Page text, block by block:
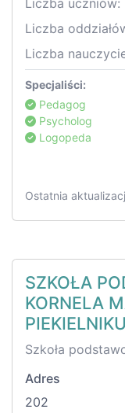
Liczba uczniów:
Liczba
Liczba
Specjaliści:
Pedagog
Psycholog
Logopeda
Ostatnia
SZKOŁA
KORNELA
PIEKIELNIKU
Szkoła
Adres
202